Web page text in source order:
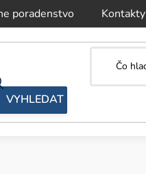
poradenstvo Kontakty